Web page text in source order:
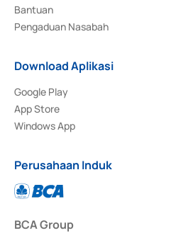
Bantuan
Pengaduan Nasabah
Download Aplikasi
Google Play
App Store
Windows App
Perusahaan Induk
BCA Group